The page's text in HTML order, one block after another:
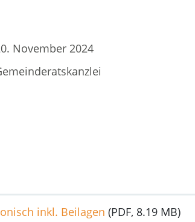
November 2024
inkl. Beilagen (PDF, 8.19 MB)